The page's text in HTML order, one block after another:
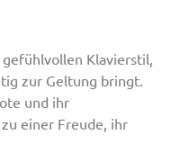
Klavierstil,
zur Geltung bringt.
und ihr
einer Freude, ihr